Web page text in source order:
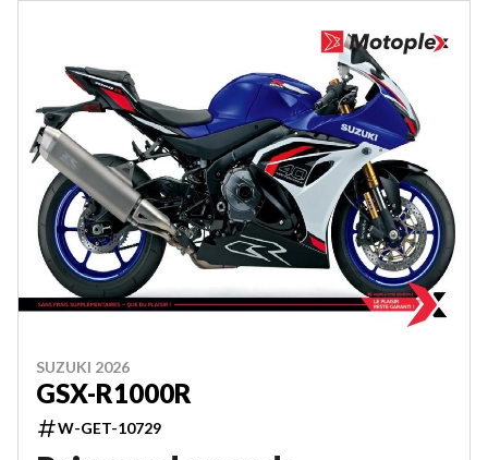
SUZUKI 2026
GSX-R1000R
W-GET-10729